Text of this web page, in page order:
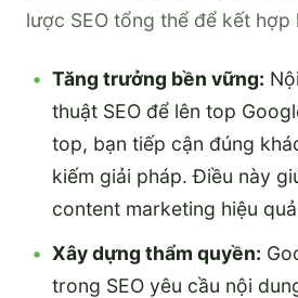
lược SEO tổng thể để kết hợp
Tăng trưởng bền vững:
thuật SEO để lên top
top, bạn tiếp cận đúng
kiếm giải pháp. Điều này
content marketing hiệu
Xây dựng thẩm quyền:
trong SEO yêu cầu nội